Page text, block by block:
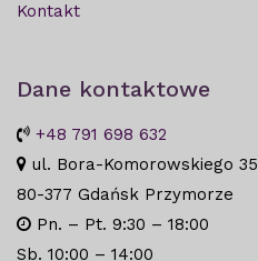
Kontakt
Dane kontaktowe
+48 791 698 632
ul. Bora-Komorowskiego 35
80-377 Gdańsk Przymorze
Pn. – Pt. 9:30 – 18:00
Sb. 10:00 – 14:00